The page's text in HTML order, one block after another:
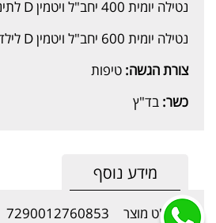
נטילה יומית 400 יחב"ל ויטמין D לתינוקות עד גיל שנה.
נטילה יומית 600 יחב"ל ויטמין D לילדים מעל גיל שנה.
צורת הגשה: טיפות
כשר: בד"ץ
מידע נוסף
מק"ט מוצר 7290012760853